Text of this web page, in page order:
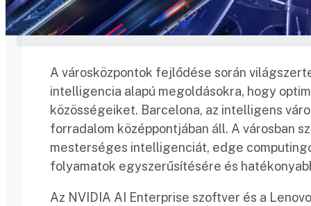
A városközpontok fejlődése során
intelligencia alapú megoldásokra, hogy
közösségeiket. Barcelona, az intelligens
forradalom középpontjában áll. A városban
mesterséges intelligenciát, edge
folyamatok egyszerűsítésére és
Az NVIDIA AI Enterprise szoftver és a